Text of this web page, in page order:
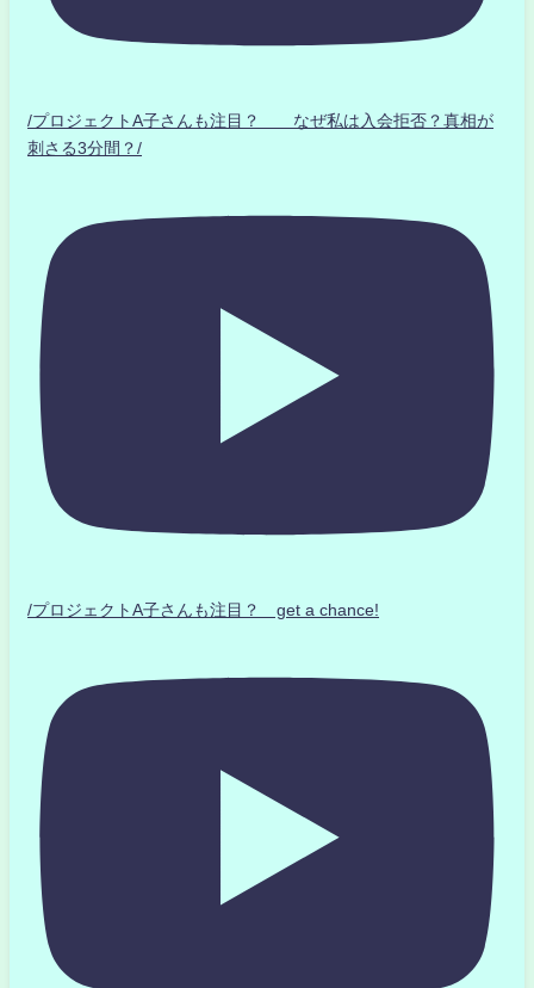
/プロジェクトA子さんも注目？ なぜ私は入会拒否？真相が
刺さる3分間？/
/プロジェクトA子さんも注目？ get a chance!